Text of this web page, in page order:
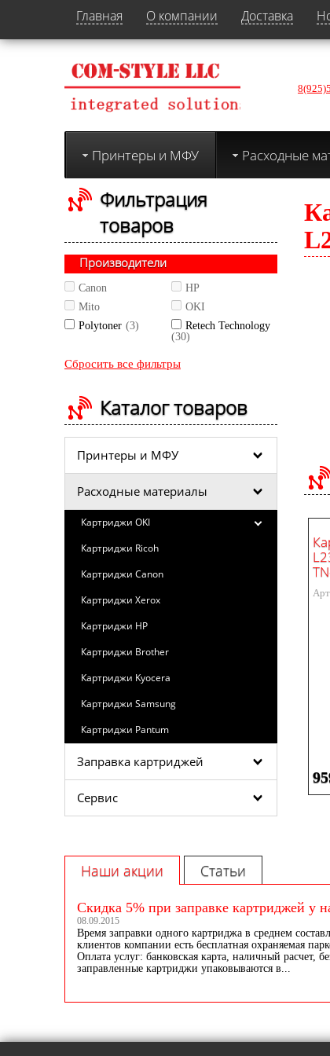
Главная О компании Доставка
Принтеры и МФУ Расходные
Фильтрация
товаров
Производители
Canon
HP
Mito
OKI
Polytoner (3)
Retech Technology
(30)
Сбросить все фильтры
Каталог товаров
Принтеры и МФУ
Расходные материалы
Картриджи OKI
Картриджи Ricoh
Картриджи Canon
Картриджи Xerox
Картриджи HP
Картриджи Brother
Картриджи Kyocera
Картриджи Samsung
Картриджи Pantum
Заправка картриджей
Сервис
Наши акции
Скидка 5% при заправке картриджей у
08.09.2015
Время заправки одного картриджа в среднем
клиентов компании есть бесплатная охраняемая
Оплата услуг: банковская карта, наличный расчет,
заправленные картриджи упаковываются в...
Статьи